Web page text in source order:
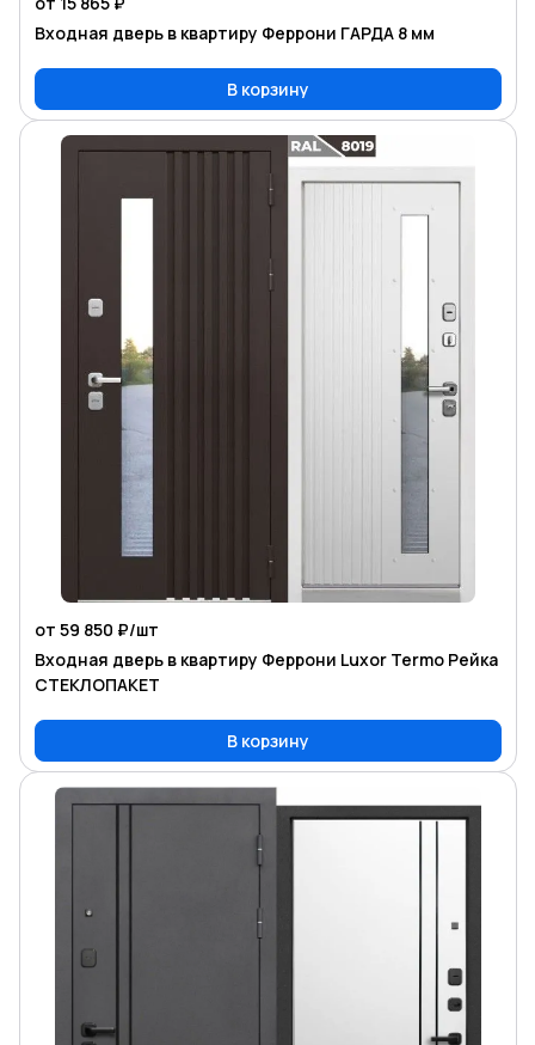
Входная дверь в квартиру Феррони ГАРДА 8 мм
В корзину
от 59 850 ₽/шт
Входная дверь в квартиру Феррони Luxor Termo Рейка
СТЕКЛОПАКЕТ
В корзину